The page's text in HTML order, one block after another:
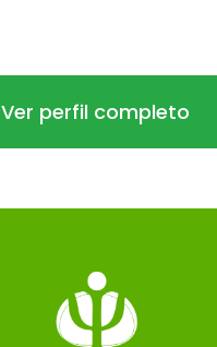
Ver perfil completo